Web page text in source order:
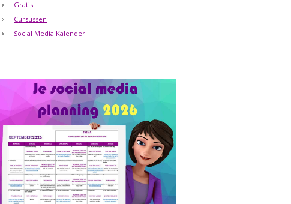
Gratis!
Cursussen
Social Media Kalender